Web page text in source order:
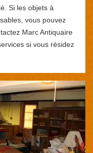
Si les objets à
vous pouvez
Marc Antiquaire
si vous résidez